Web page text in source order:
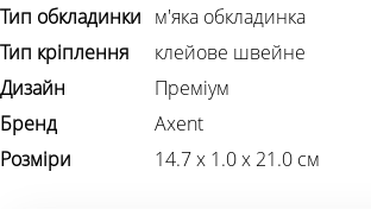
Тип обкладинки м'яка обкладинка
Тип кріплення
клейове швейне
Дизайн
Преміум
Бренд
Axent
Розміри
14.7 х 1.0 х 21.0 см